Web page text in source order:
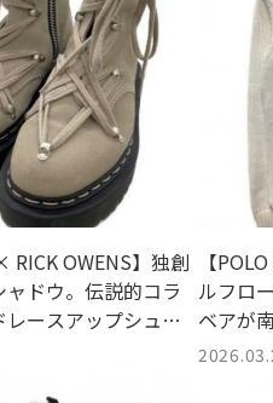
RICK OWENS】独創
ドウ。伝説的コラ
ースアップシュー
モ店に。
【
ルフロ
ベアが
クルー